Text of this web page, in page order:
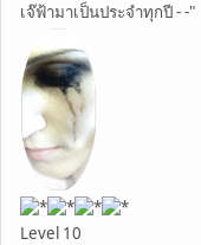
เจ๊ฟ้ามาเป็นประจำทุกปี - -"
Level 10